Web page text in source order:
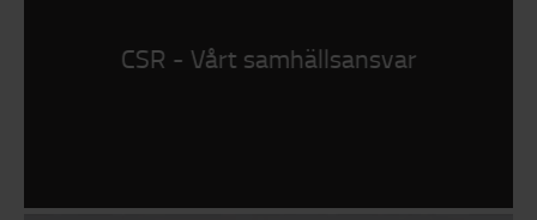
CSR - Vårt samhällsansvar